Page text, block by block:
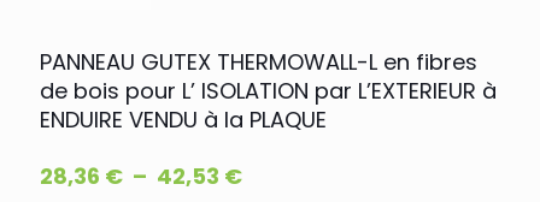
PANNEAU GUTEX THERMOWALL-L en fibres
de bois pour L’ ISOLATION par L’EXTERIEUR à
ENDUIRE VENDU à la PLAQUE
28,36 € – 42,53 €Plage